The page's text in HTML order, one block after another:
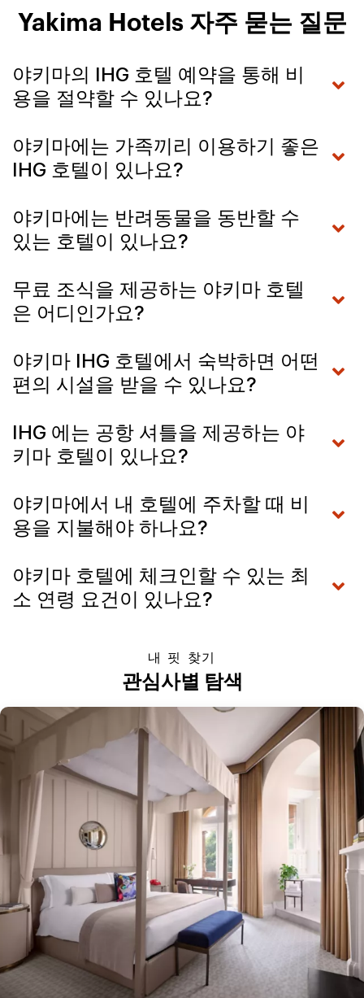
Yakima Hotels 자주 묻는 질문
야키마의 IHG 호텔 예약을 통해 비
용을 절약할 수 있나요?
야키마에는 가족끼리 이용하기 좋은
IHG 호텔이 있나요?
야키마에는 반려동물을 동반할 수
있는 호텔이 있나요?
무료 조식을 제공하는 야키마 호텔
은 어디인가요?
야키마 IHG 호텔에서 숙박하면 어떤
편의 시설을 받을 수 있나요?
IHG 에는 공항 셔틀을 제공하는 야
키마 호텔이 있나요?
야키마에서 내 호텔에 주차할 때 비
용을 지불해야 하나요?
야키마 호텔에 체크인할 수 있는 최
소 연령 요건이 있나요?
내 핏 찾기
관심사별 탐색